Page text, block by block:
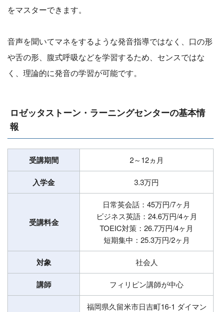
をマスターできます。
音声を聞いてマネをするような発音指導ではなく、口の形
や舌の形、腹式呼吸などを学習するため、センスではな
く、理論的に発音の学習が可能です。
ロゼッタストーン・ラーニングセンターの基本情
報
受講期間 2～12ヵ月
入学金 3.3万円
受講料金
日常英会話：45万円/7ヶ月
ビジネス英語：24.6万円/4ヶ月
TOEIC対策：26.7万円/4ヶ月
短期集中：25.3万円/2ヶ月
対象 社会人
講師 フィリピン講師が中心
福岡県久留米市日吉町16-1 ダイマン